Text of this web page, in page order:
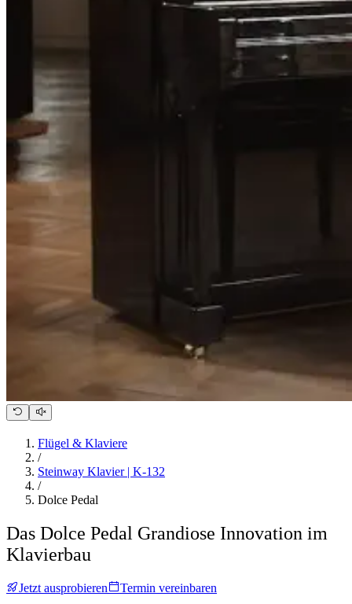
Flügel & Klaviere
/
Steinway Klavier | K-132
/
Dolce Pedal
Das Dolce Pedal Grandiose Innovation im
Klavierbau
Jetzt ausprobieren
Termin vereinbaren